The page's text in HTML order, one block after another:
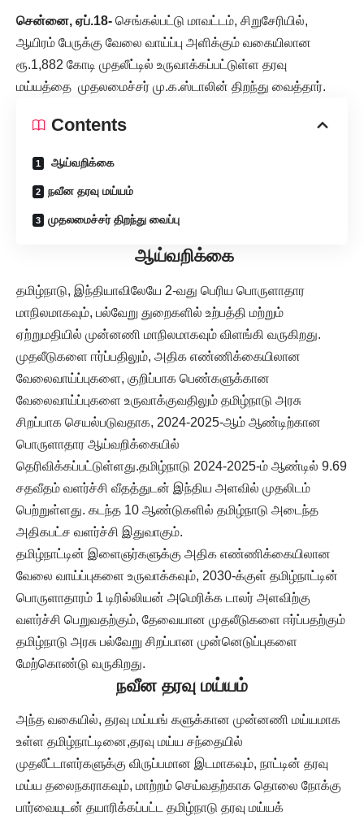
சென்னை, ஏப்.18- செங்கல்பட்டு மாவட்டம், சிறுசேரியில்,
ஆயிரம் பேருக்கு வேலை வாய்ப்பு அளிக்கும் வகையிலான
ரூ.1,882 கோடி முதலீட்டில் உருவாக்கப்பட்டுள்ள தரவு
மய்யத்தை முதலமைச்சர் மு.க.ஸ்டாலின் திறந்து வைத்தார்.
Contents
ஆய்வறிக்கை
நவீன தரவு மய்யம்
முதலமைச்சர் திறந்து வைப்பு
ஆய்வறிக்கை
தமிழ்நாடு, இந்தியாவிலேயே 2-வது பெரிய பொருளாதார
மாநிலமாகவும், பல்வேறு துறைகளில் உற்பத்தி மற்றும்
ஏற்றுமதியில் முன்னணி மாநிலமாகவும் விளங்கி வருகிறது.
முதலீடுகளை ஈர்ப்பதிலும், அதிக எண்ணிக்கையிலான
வேலைவாய்ப்புகளை, குறிப்பாக பெண்களுக்கான
வேலைவாய்ப்புகளை உருவாக்குவதிலும் தமிழ்நாடு அரசு
சிறப்பாக செயல்படுவதாக, 2024-2025-ஆம் ஆண்டிற்கான
பொருளாதார ஆய்வறிக்கையில்
தெரிவிக்கப்பட்டுள்ளது.தமிழ்நாடு 2024-2025-ம் ஆண்டில் 9.69
சதவீதம் வளர்ச்சி வீதத்துடன் இந்திய அளவில் முதலிடம்
பெற்றுள்ளது. கடந்த 10 ஆண்டுகளில் தமிழ்நாடு அடைந்த
அதிகபட்ச வளர்ச்சி இதுவாகும்.
தமிழ்நாட்டின் இளைஞர்களுக்கு அதிக எண்ணிக்கையிலான
வேலை வாய்ப்புகளை உருவாக்கவும், 2030-க்குள் தமிழ்நாட்டின்
பொருளாதாரம் 1 டிரில்லியன் அமெரிக்க டாலர் அளவிற்கு
வளர்ச்சி பெறுவதற்கும், தேவையான முதலீடுகளை ஈர்ப்பதற்கும்
தமிழ்நாடு அரசு பல்வேறு சிறப்பான முன்னெடுப்புகளை
மேற்கொண்டு வருகிறது.
நவீன தரவு மய்யம்
அந்த வகையில், தரவு மய்யங் களுக்கான முன்னணி மய்யமாக
உள்ள தமிழ்நாட்டினை,தரவு மய்ய சந்தையில்
முதலீட்டாளர்களுக்கு விருப்பமான இடமாகவும், நாட்டின் தரவு
மய்ய தலைநகராகவும், மாற்றம் செய்வதற்காக தொலை நோக்கு
பார்வையுடன் தயாரிக்கப்பட்ட தமிழ்நாடு தரவு மய்யக்